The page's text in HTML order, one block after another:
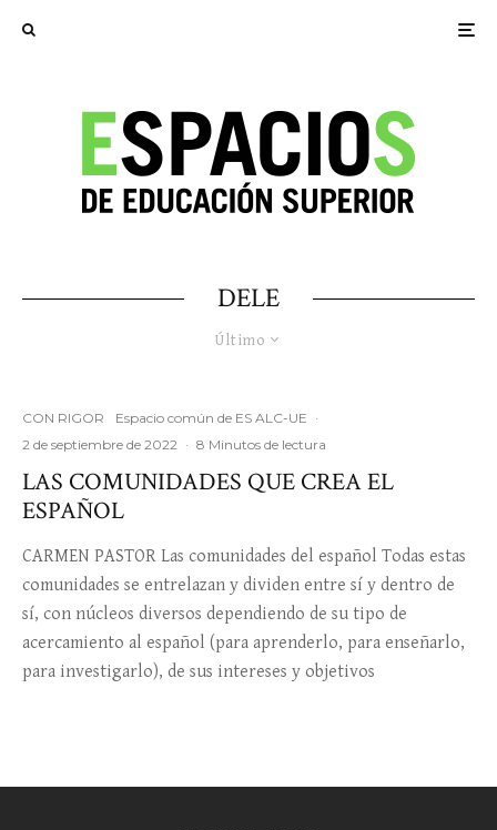
DELE
Último
CON RIGOR Espacio común de ES ALC-UE ·
2 de septiembre de 2022 · 8 Minutos de lectura
LAS COMUNIDADES QUE CREA EL
ESPAÑOL
CARMEN PASTOR Las comunidades del español Todas estas
comunidades se entrelazan y dividen entre sí y dentro de
sí, con núcleos diversos dependiendo de su tipo de
acercamiento al español (para aprenderlo, para enseñarlo,
para investigarlo), de sus intereses y objetivos